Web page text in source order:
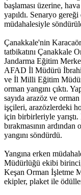
başlaması üzerine,
yapıldı. Senaryo
müdahalesiyle
Çanakkale'nin
tatbikatını Çanakkale
Jandarma Eğitim
AFAD İl Müdürü
ve İl Milli Eğitim
orman yangını çıktı.
sayıda arazöz ve
işçileri, arazözlerdeki
için birbirleriyle
bırakmasının
yangını söndürdü.
Yangına erken
Müdürlüğü ekibi
Keşan Orman İşletme
ekipler, plaket ile